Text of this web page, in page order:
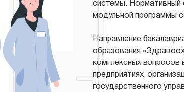
системы. Нормативный
модульной программы
Направление
образования
комплексных вопросов
предприятиях,
государственного